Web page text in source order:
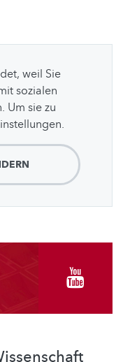
weil Sie
sozialen
Um sie zu